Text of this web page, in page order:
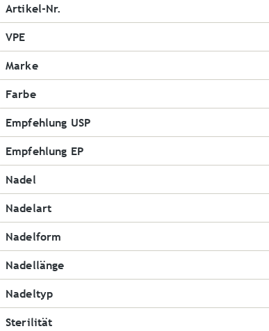
Artikel-Nr.
VPE
Marke
Farbe
Empfehlung USP
Empfehlung EP
Nadel
Nadelart
Nadelform
Nadellänge
Nadeltyp
Sterilität